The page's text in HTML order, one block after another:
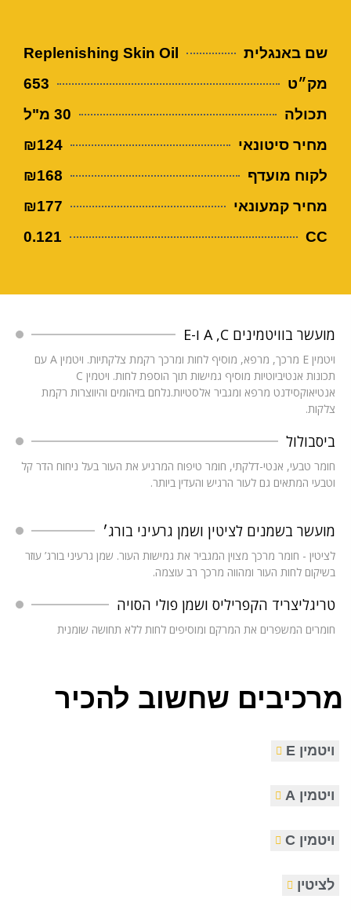
שם באנגלית
Replenishing Skin Oil
מק״ט
653
תכולה
30 מ"ל
מחיר סיטונאי
₪124
לקוח מועדף
₪168
מחיר קמעונאי
₪177
CC
0.121
מועשר בוויטמינים A ,C ו-E
ויטמין E מרכך, מרפא, מוסיף לחות ומרכך רקמת צלקתיות. ויטמין A עם
תכונות אנטיביוטיות מוסיף גמישות תוך הוספת לחות. ויטמין C
אנטיאוקסידנט מרפא ומגביר אלסטיות.נלחם בזיהומים והיווצרות רקמת
צלקות.
ביסבולול
חומר טבעי, אנטי-דלקתי, חומר טיפוח המרגיע את העור בעל ניחוח הדר קל
וטבעי המתאים גם לעור הרגיש והעדין ביותר.
מועשר בשמנים לציטין ושמן גרעיני בורג׳
לציטין - חומר מרכך מצוין המגביר את גמישות העור. שמן גרעיני בורג’ עוזר
בשיקום לחות העור ומהווה מרכך רב עוצמה.
טריגליצריד הקפריליס ושמן פולי הסויה
חומרים המשפרים את המרקם ומוסיפים לחות ללא תחושה שומנית
מרכיבים שחשוב להכיר
ויטמין E
ויטמין A
ויטמין C
לציטין